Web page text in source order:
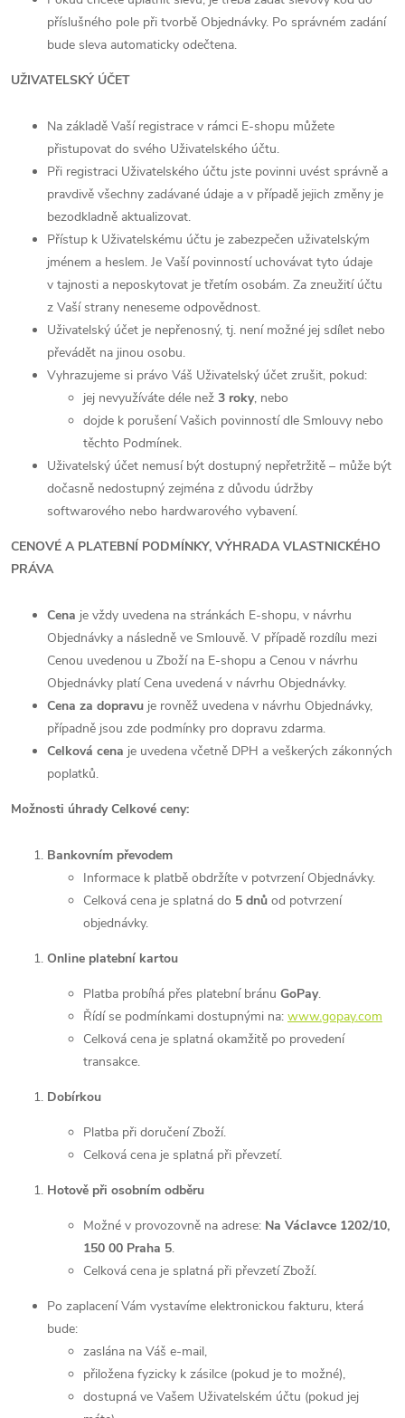
příslušného pole při tvorbě Objednávky. Po správném zadání
bude sleva automaticky odečtena.
UŽIVATELSKÝ ÚČET
Na základě Vaší registrace v rámci E-shopu můžete
přistupovat do svého Uživatelského účtu.
Při registraci Uživatelského účtu jste povinni uvést správně a
pravdivě všechny zadávané údaje a v případě jejich změny je
bezodkladně aktualizovat.
Přístup k Uživatelskému účtu je zabezpečen uživatelským
jménem a heslem. Je Vaší povinností uchovávat tyto údaje
v tajnosti a neposkytovat je třetím osobám. Za zneužití účtu
z Vaší strany neneseme odpovědnost.
Uživatelský účet je nepřenosný, tj. není možné jej sdílet nebo
převádět na jinou osobu.
Vyhrazujeme si právo Váš Uživatelský účet zrušit, pokud:
jej nevyužíváte déle než 3 roky, nebo
dojde k porušení Vašich povinností dle Smlouvy nebo
těchto Podmínek.
Uživatelský účet nemusí být dostupný nepřetržitě – může být
dočasně nedostupný zejména z důvodu údržby
softwarového nebo hardwarového vybavení.
CENOVÉ A PLATEBNÍ PODMÍNKY, VÝHRADA VLASTNICKÉHO
PRÁVA
Cena je vždy uvedena na stránkách E-shopu, v návrhu
Objednávky a následně ve Smlouvě. V případě rozdílu mezi
Cenou uvedenou u Zboží na E-shopu a Cenou v návrhu
Objednávky platí Cena uvedená v návrhu Objednávky.
Cena za dopravu je rovněž uvedena v návrhu Objednávky,
případně jsou zde podmínky pro dopravu zdarma.
Celková cena je uvedena včetně DPH a veškerých zákonných
poplatků.
Možnosti úhrady Celkové ceny:
Bankovním převodem
Informace k platbě obdržíte v potvrzení Objednávky.
Celková cena je splatná do 5 dnů od potvrzení
objednávky.
Online platební kartou
Platba probíhá přes platební bránu GoPay.
Řídí se podmínkami dostupnými na: www.gopay.com
Celková cena je splatná okamžitě po provedení
transakce.
Dobírkou
Platba při doručení Zboží.
Celková cena je splatná při převzetí.
Hotově při osobním odběru
Možné v provozovně na adrese: Na Václavce 1202/10,
150 00 Praha 5.
Celková cena je splatná při převzetí Zboží.
Po zaplacení Vám vystavíme elektronickou fakturu, která
bude:
zaslána na Váš e-mail,
přiložena fyzicky k zásilce (pokud je to možné),
dostupná ve Vašem Uživatelském účtu (pokud jej